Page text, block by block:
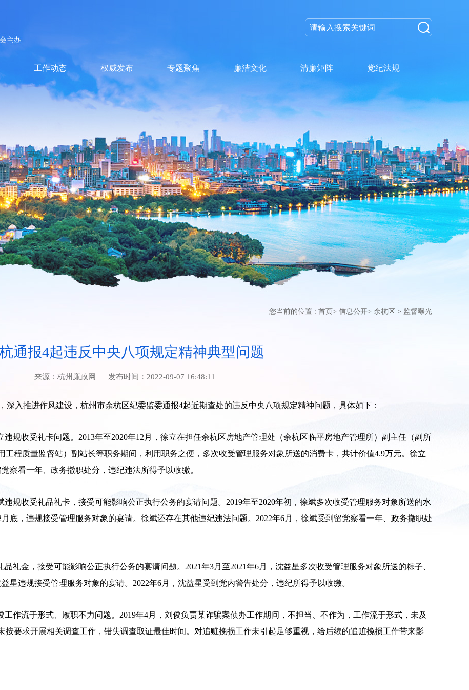
工作动态 权威发布 专题聚焦 廉洁文化 清廉矩阵 党纪法规
您当前的位置 : 首页 > 信息公开> 余杭区 > 监督曝光
通报4起违反中央八项规定精神典型问题
来源： 杭州廉政网 发布时间： 2022-09-07 16:48:11
深入推进作风建设，杭州市余杭区纪委监委通报4起近期查处的违反中央八项规定精神问题，具体如下：
规收受礼卡问题。2013年至2020年12月，徐立在担任余杭区房地产管理处（余杭区临平房地产管理所）副主任（副所
程质量监督站）副站长等职务期间，利用职务之便，多次收受管理服务对象所送的消费卡，共计价值4.9万元。徐立
察看一年、政务撤职处分，违纪违法所得予以收缴。
规收受礼品礼卡，接受可能影响公正执行公务的宴请问题。2019年至2020年初，徐斌多次收受管理服务对象所送的水
底，违规接受管理服务对象的宴请。徐斌还存在其他违纪违法问题。2022年6月，徐斌受到留党察看一年、政务撤职处
礼金，接受可能影响公正执行公务的宴请问题。2021年3月至2021年6月，沈益星多次收受管理服务对象所送的粽子、
星违规接受管理服务对象的宴请。2022年6月，沈益星受到党内警告处分，违纪所得予以收缴。
作流于形式、履职不力问题。2019年4月，刘俊负责某诈骗案侦办工作期间，不担当、不作为，工作流于形式，未及
按要求开展相关调查工作，错失调查取证最佳时间。对追赃挽损工作未引起足够重视，给后续的追赃挽损工作带来影